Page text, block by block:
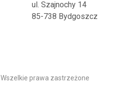
ul. Szajnochy 14
85-738 Bydgoszcz
Wszelkie prawa zastrzeżone